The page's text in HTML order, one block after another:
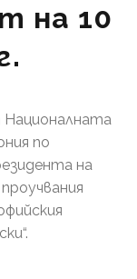
на 10
Националната
по
на